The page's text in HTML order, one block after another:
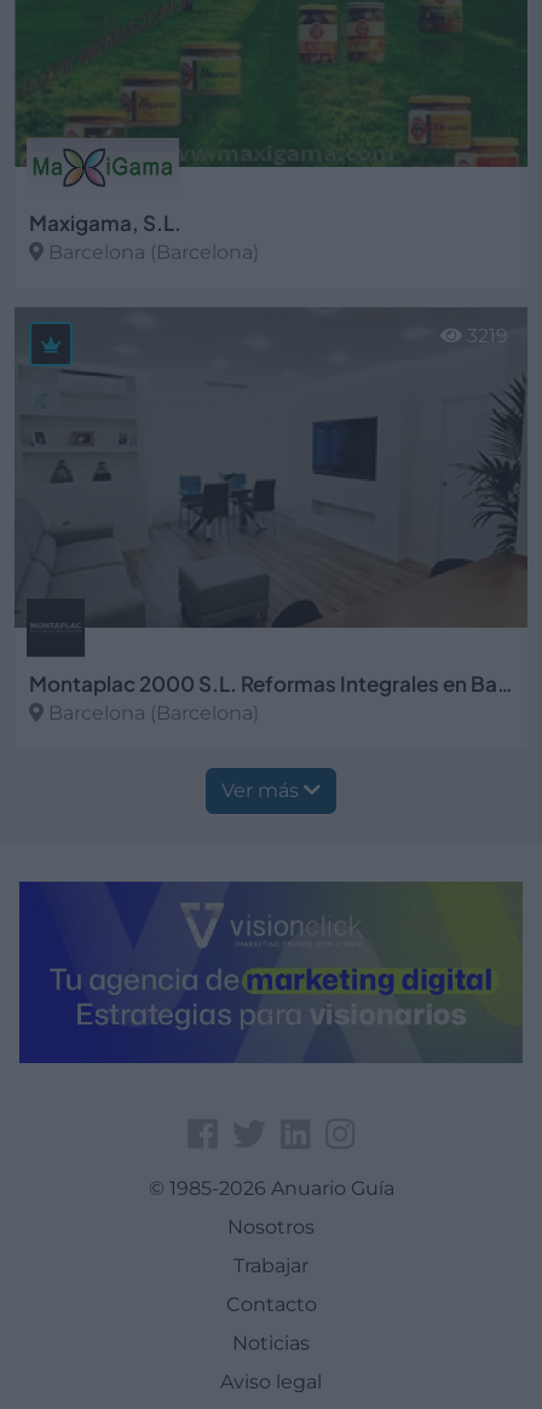
Maxigama, S.L.
Barcelona (Barcelona)
Ver más
Montaplac 2000 S.L. Reformas Integrales en Barcelona
Barcelona (Barcelona)
3219
Ver más
© 1985-2026 Anuario Guía
Nosotros
Trabajar
Contacto
Noticias
Aviso legal